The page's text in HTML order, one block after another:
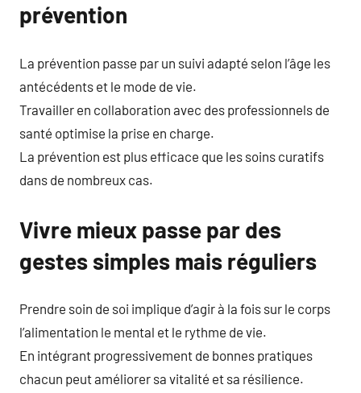
prévention
La prévention passe par un suivi adapté selon l’âge les
antécédents et le mode de vie.
Travailler en collaboration avec des professionnels de
santé optimise la prise en charge.
La prévention est plus efficace que les soins curatifs
dans de nombreux cas.
Vivre mieux passe par des
gestes simples mais réguliers
Prendre soin de soi implique d’agir à la fois sur le corps
l’alimentation le mental et le rythme de vie.
En intégrant progressivement de bonnes pratiques
chacun peut améliorer sa vitalité et sa résilience.